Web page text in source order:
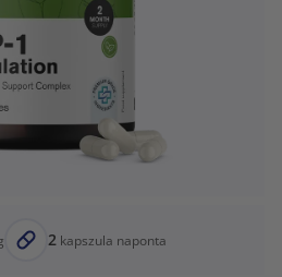
2 kapszula naponta